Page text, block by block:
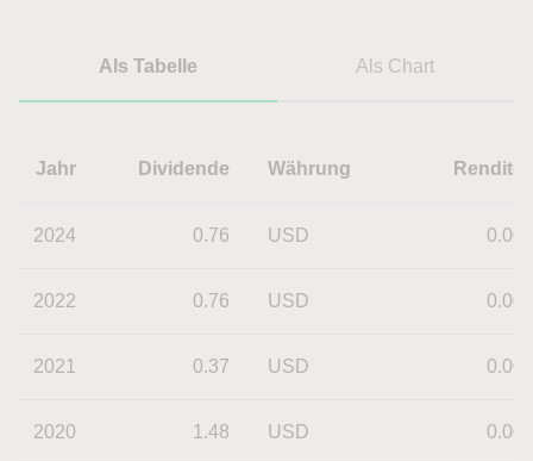
Als Tabelle Als Chart
Jahr Dividende Währung Rendite
2024 0.76 USD 0.00
2022 0.76 USD 0.00
2021 0.37 USD 0.00
2020 1.48 USD 0.00